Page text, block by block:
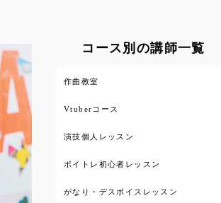
コース別の講師一覧
作曲教室
Vtuberコース
演技個人レッスン
ボイトレ初心者レッスン
がなり・デスボイスレッスン